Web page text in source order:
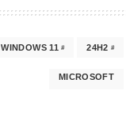
24H2
WINDOWS 11
MICROSOFT